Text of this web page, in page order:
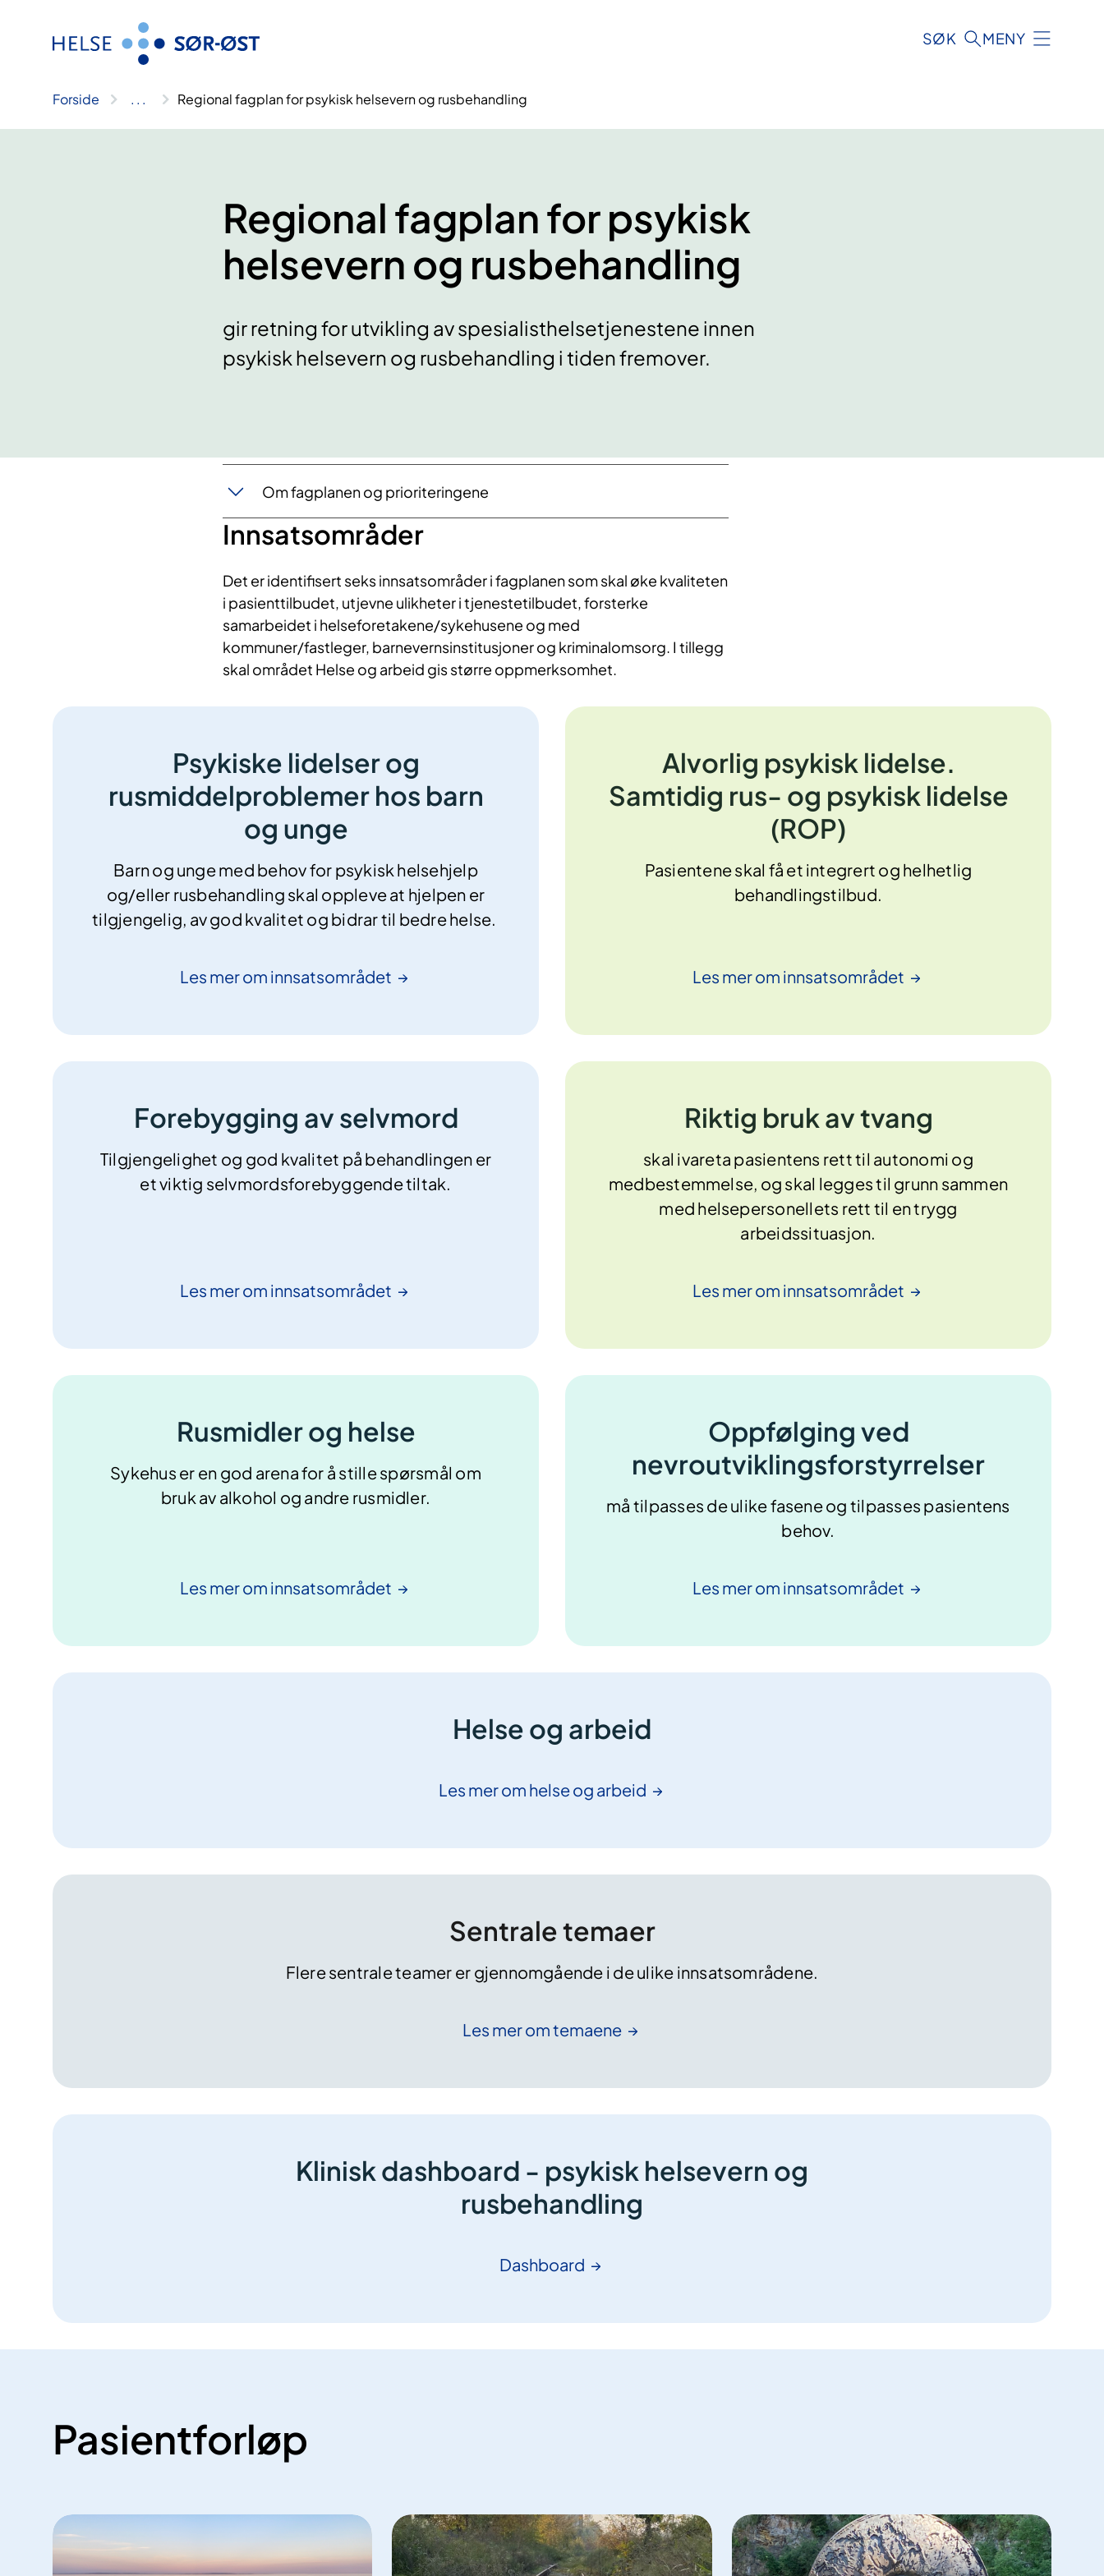
SØK MENY
Forside .. . Regional fagplan for psykisk helsevern og rusbehandling
Regional fagplan for psykisk
helsevern og rusbehandling
gir retning for utvikling av spesialisthelsetjenestene innen
psykisk helsevern og rusbehandling i tiden fremover.
Om fagplanen og prioriteringene
Innsatsområder
Det eridentifisert seksinnsatsområder i fagplanen som skal øke kvaliteten
i pasienttilbudet, utjevne ulikheter i tjenestetilbudet, forsterke
samarbeidet i helseforetakene/sykehusene og med
kommuner/fastleger, barnevernsinstitusjonerog kriminalomsorg. I tillegg
skal området Helse og arbeid gis større oppmerksomhet.
Psykiske lidelser og
rusmiddelproblemer hos barn
og unge
Barn og unge med behov for psykisk helsehjelp
og/eller rusbehandling skal oppleve at hjelpen er
tilgjengelig, av god kvalitet og bidrar til bedre helse.
Les mer om innsatsområdet
Alvorlig psykisk lidelse.
Samtidig rus- og psykisk lidelse
(ROP)
Pasientene skal få et integrert og helhetlig
behandlingstilbud.
Les mer om innsatsområdet
Forebygging av selvmord
Tilgjengelighet og god kvalitet på behandlingen er
et viktig selvmordsforebyggende tiltak.
Les mer om innsatsområdet
Riktig bruk av tvang
skal ivareta pasientens rett til autonomi og
medbestemmelse, og skal legges til grunn sammen
med helsepersonellets rett til en trygg
arbeidssituasjon.
Les mer om innsatsområdet
Rusmidler og helse
Sykehus er en god arena for å stille spørsmål om
bruk av alkohol og andre rusmidler.
Les mer om innsatsområdet
Oppfølging ved
nevroutviklingsforstyrrelser
må tilpasses de ulike fasene og tilpasses pasientens
behov.
Les mer om innsatsområdet
Helse og arbeid
Les mer om helse og arbeid
Sentrale temaer
Flere sentrale teamer er gjennomgående i de ulike innsatsområdene.
Les mer omtemaene
Klinisk dashboard - psykisk helsevern og
rusbehandling
Dashboard
Pasientforløp